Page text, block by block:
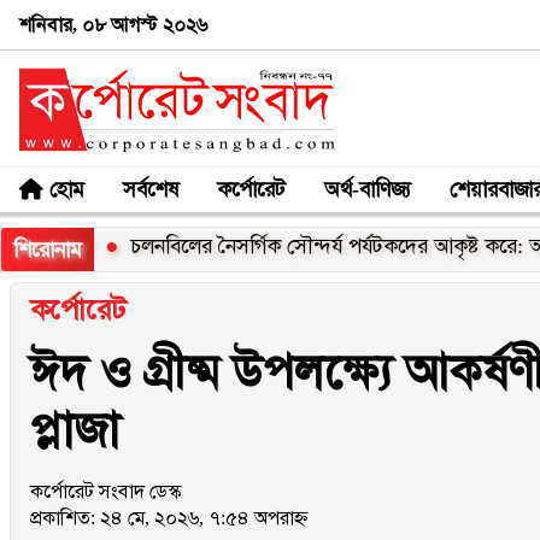
শনিবার, ০৮ আগস্ট ২০২৬
হোম সর্বশেষ কর্পোরেট অর্থ-বাণিজ্য
শিরোনামচলনবিলের নৈসর্গিক সৌন্দর্য পর্যটকদের আকৃষ্ট করে: আফরোজা
কর্পোরেট
ঈদ ও গ্রীষ্ম উপলক্ষ্যে
প্লাজা
কর্পোরেট সংবাদ ডেস্ক
প্রকাশিত: ২৪ মে, ২০২৬, ৭:৫৪ অপরাহ্ন